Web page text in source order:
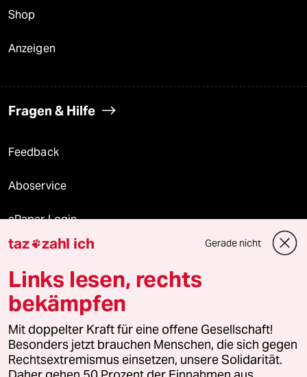
Shop
Anzeigen
Fragen & Hilfe
Feedback
Aboservice
ePaper Login
Downloads für Abonnierende
© 2026 taz Verlags und Vertriebs GmbH
Alle Rechte vorbehalten. Bei rechtlichen Fragen oder für Genehmigungen
wenden Sie sich bitte an
lizenzen@taz.de
taz zahl ich Gerade nicht
Links lesen, rechts
bekämpfen
Mit doppelter Kraft für eine offene Gesellschaft!
Besonders jetzt brauchen Menschen, die sich gegen
Rechtsextremismus einsetzen, unsere Solidarität.